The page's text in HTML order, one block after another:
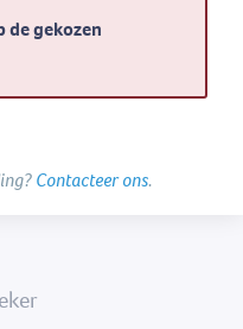
de gekozen
Contacteer ons.